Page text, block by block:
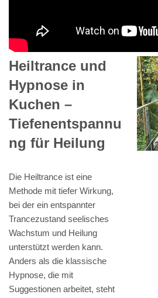
Heiltrance und
Hypnose in
Kuchen –
Tiefenentspannu
ng für Heilung
Die Heiltrance ist eine
Methode mit tiefer Wirkung,
bei der ein entspannter
Trancezustand seelisches
Wachstum und Heilung
unterstützt werden kann.
Anders als die klassische
Hypnose, die mit
Suggestionen arbeitet, steht